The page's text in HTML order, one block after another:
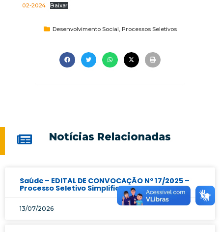
02-2024
Baixar
Desenvolvimento Social Processos Seletivos
Notícias Relacionadas
Saúde – EDITAL DE CONVOCAÇÃO Nº 17/2025 –
Processo Seletivo Simplificado
13/07/2026